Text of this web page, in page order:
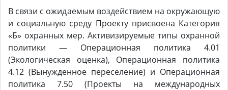
В связи с ожидаемым воздействием на окружающую
и социальную среду Проекту присвоена Категория
«Б» охранных мер. Активизируемые типы охранной
политики — Операционная политика 4.01
(Экологическая оценка), Операционная политика
4.12 (Вынужденное переселение) и Операционная
политика 7.50 (Проекты на международных